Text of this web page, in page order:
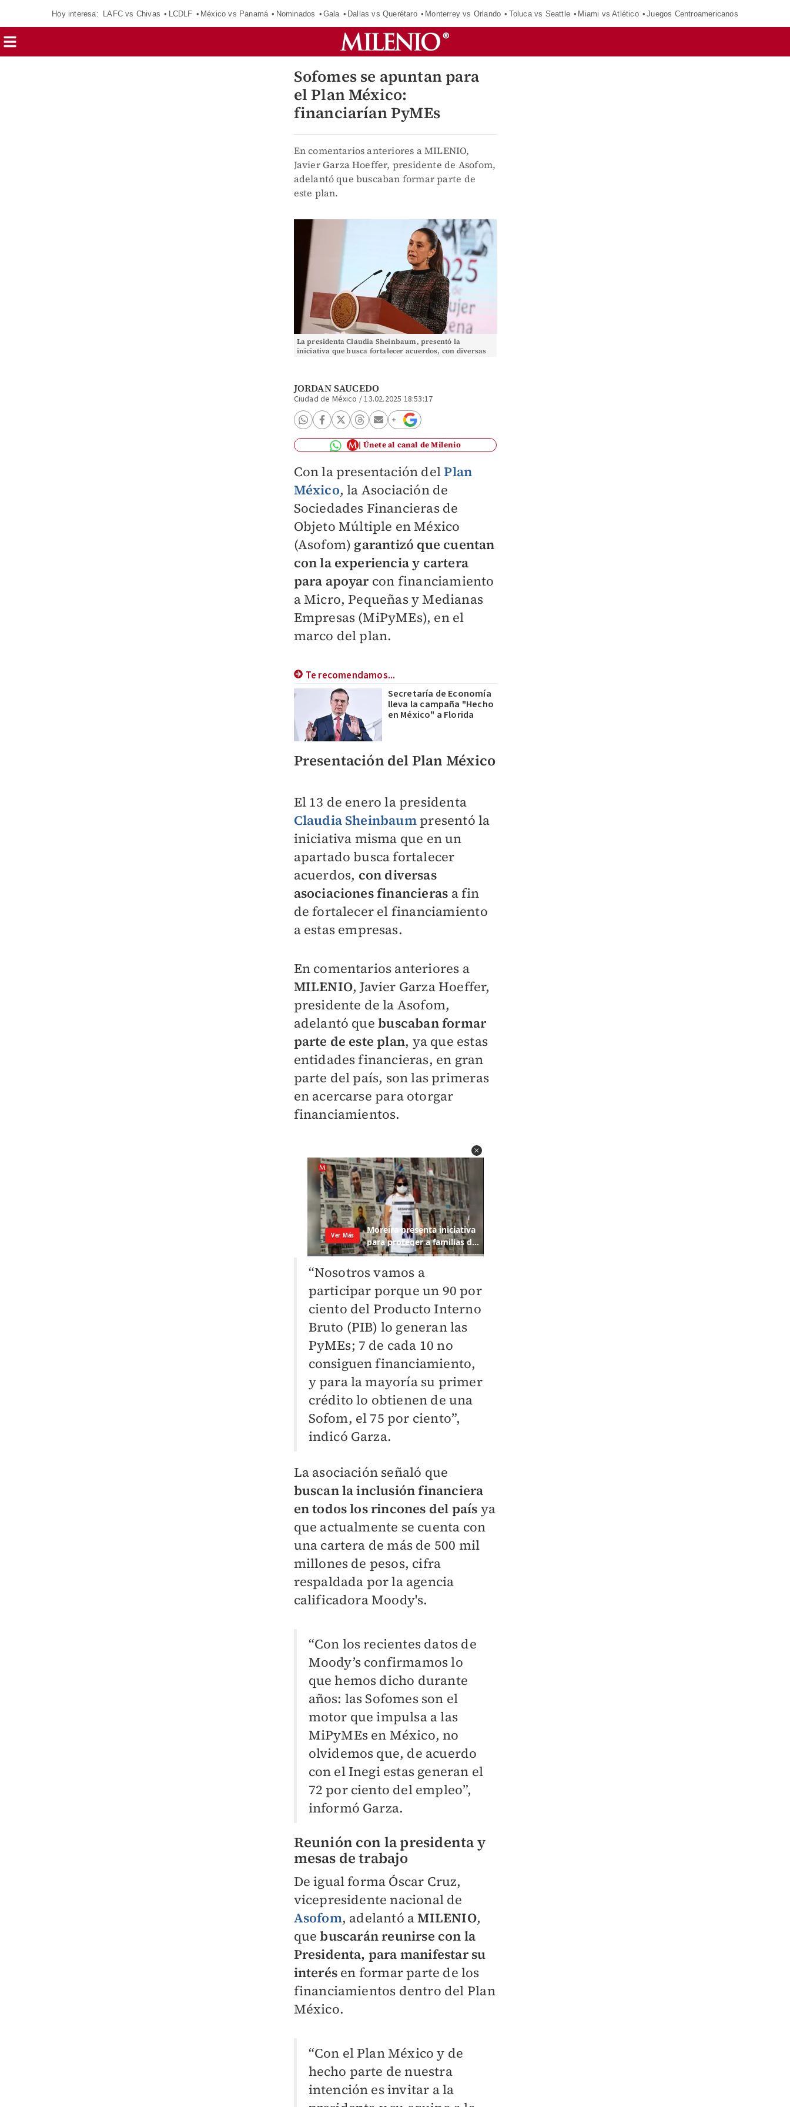
Hoy interesa: LAFC vs Chivas LCDLF México vs Panamá Nominados Gala Dallas vs Querétaro Monterrey vs Orlando Toluca vs Seattle Miami vs Atlético Juegos Centroamericanos
Sofomes se apuntan para
el Plan México:
financiarían PyMEs
En comentarios anteriores a MILENIO,
Javier Garza Hoeffer, presidente de Asofom,
adelantó que buscaban formar parte de
este plan.
La presidenta Claudia Sheinbaum, presentó la
iniciativa que busca fortalecer acuerdos, con diversas
JORDAN SAUCEDO
Ciudad de México /13.02.2025 18:53:17
Únete al canal de Milenio
Con la presentación delPlan
México, la Asociación de
Sociedades Financieras de
Objeto Múltiple en México
(Asofom) garantizó que cuentan
con la experiencia y cartera
para apoyarcon financiamiento
a Micro, Pequeñas y Medianas
Empresas (MiPyMEs), en el
marco del plan.
Te recomendamos...
Secretaría de Economía
lleva la campaña "Hecho
en México" a Florida
Presentación del Plan México
El 13 de enero la presidenta
Claudia Sheinbaumpresentó la
iniciativa misma que en un
apartado busca fortalecer
acuerdos, con diversas
asociaciones financieras a fin
de fortalecer el financiamiento
a estas empresas.
En comentarios anteriores a
MILENIO, Javier Garza Hoeffer,
presidente de la Asofom,
adelantó quebuscaban formar
parte de este plan, ya que estas
entidades financieras, en gran
parte del país, son las primeras
en acercarse para otorgar
financiamientos.
“Nosotros vamos a
participar porque un 90 por
ciento del Producto Interno
Bruto (PIB) lo generan las
PyMEs; 7 de cada 10 no
consiguen financiamiento,
y para la mayoría su primer
crédito lo obtienen de una
Sofom, el 75 por ciento”,
indicó Garza.
La asociación señaló que
buscan la inclusión financiera
en todos los rincones del país ya
que actualmente se cuenta con
una cartera de más de 500 mil
millones de pesos, cifra
respaldada por la agencia
calificadora Moody's.
“Con los recientes datos de
Moody’s confirmamos lo
que hemos dicho durante
años: las Sofomes son el
motor que impulsa a las
MiPyMEs en México, no
olvidemos que, de acuerdo
con el Inegi estas generan el
72 por ciento del empleo”,
informó Garza.
Reunión con la presidenta y
mesas de trabajo
De igual forma Óscar Cruz,
vicepresidente nacional de
Asofom, adelantó aMILENIO,
quebuscarán reunirse con la
Presidenta, para manifestar su
interésen formar parte de los
financiamientos dentro del Plan
México.
“Con el Plan México y de
hecho parte de nuestra
intención es invitar a la